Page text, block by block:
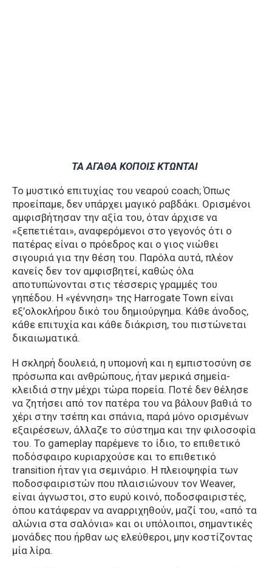
ΤΑ ΑΓΑΘΑ ΚΟΠΟΙΣ ΚΤΩΝΤΑΙ
Το μυστικό επιτυχίας του νεαρού coach; Όπως
προείπαμε, δεν υπάρχει μαγικό ραβδάκι. Ορισμένοι
αμφισβήτησαν την αξία του, όταν άρχισε να
«ξεπετιέται», αναφερόμενοι στο γεγονός ότι ο
πατέρας είναι ο πρόεδρος και ο γιος νιώθει
σιγουριά για την θέση του. Παρόλα αυτά, πλέον
κανείς δεν τον αμφισβητεί, καθώς όλα
αποτυπώνονται στις τέσσερις γραμμές του
γηπέδου. Η «γέννηση» της Harrogate Town είναι
εξ’ολοκλήρου δικό του δημιούργημα. Κάθε άνοδος,
κάθε επιτυχία και κάθε διάκριση, του πιστώνεται
δικαιωματικά.
Η σκληρή δουλειά, η υπομονή και η εμπιστοσύνη σε
πρόσωπα και ανθρώπους, ήταν μερικά σημεία-
κλειδιά στην μέχρι τώρα πορεία. Ποτέ δεν θέλησε
να ζητήσει από τον πατέρα του να βάλουν βαθιά το
χέρι στην τσέπη και σπάνια, παρά μόνο ορισμένων
εξαιρέσεων, άλλαζε το σύστημα και την φιλοσοφία
του. Το gameplay παρέμενε το ίδιο, το επιθετικό
ποδόσφαιρο κυριαρχούσε και το επιθετικό
transition ήταν για σεμινάριο. Η πλειοψηφία των
ποδοσφαιριστών που πλαισιώνουν τον Weaver,
είναι άγνωστοι, στο ευρύ κοινό, ποδοσφαιριστές,
όπου κατάφεραν να αναρριχηθούν, μαζί του, «από τα
αλώνια στα σαλόνια» και οι υπόλοιποι, σημαντικές
μονάδες που ήρθαν ως ελεύθεροι, μην κοστίζοντας
μία λίρα.